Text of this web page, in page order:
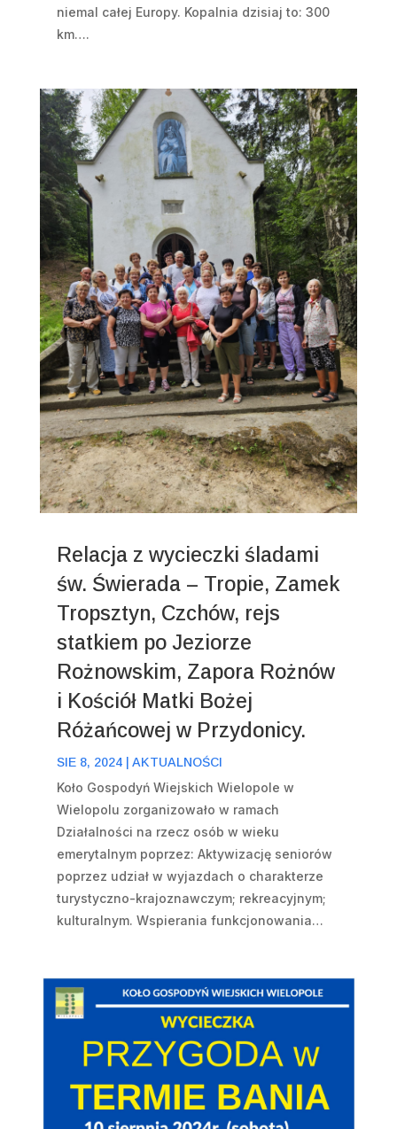
niemal całej Europy. Kopalnia dzisiaj to: 300
km….
Relacja z wycieczki śladami
św. Świerada – Tropie, Zamek
Tropsztyn, Czchów, rejs
statkiem po Jeziorze
Rożnowskim, Zapora Rożnów
i Kościół Matki Bożej
Różańcowej w Przydonicy.
SIE 8, 2024| AKTUALNOŚCI
Koło Gospodyń Wiejskich Wielopole w
Wielopolu zorganizowało w ramach
Działalności na rzecz osób w wieku
emerytalnym poprzez: Aktywizację seniorów
poprzez udział w wyjazdach o charakterze
turystyczno-krajoznawczym; rekreacyjnym;
kulturalnym. Wspierania funkcjonowania…